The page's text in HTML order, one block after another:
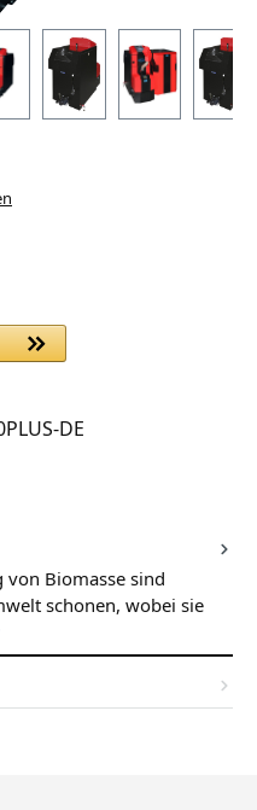
Wert ein oder benutze
DE
von Biomasse sind
schonen, wobei sie